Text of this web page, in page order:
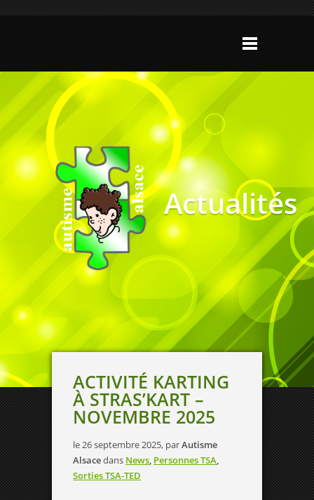
Actualités
ACTIVITÉ KARTING
À STRAS’KART –
NOVEMBRE 2025
le 26 septembre 2025, parAutisme
Alsacedans News, Personnes TSA,
Sorties TSA-TED